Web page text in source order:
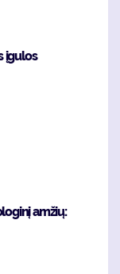
įgulos
amžių: